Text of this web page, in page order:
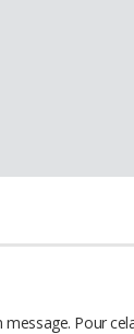
Pour